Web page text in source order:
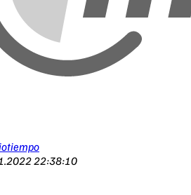
22:38:10